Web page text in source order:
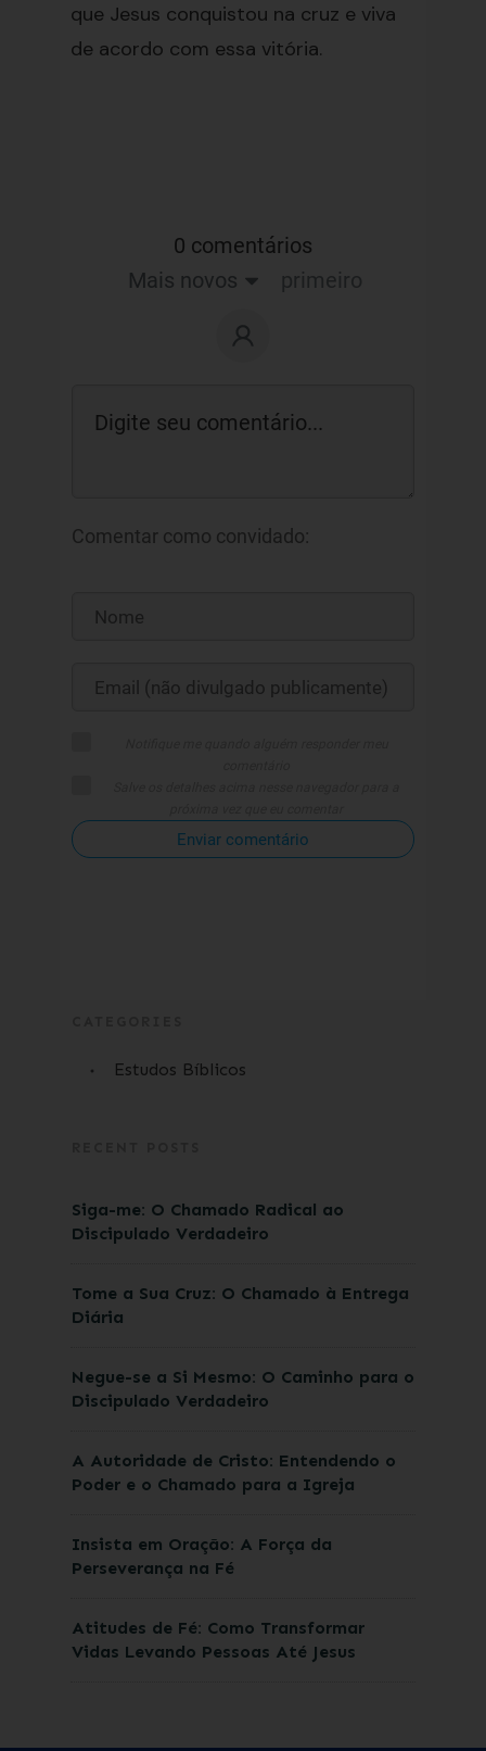
que Jesus conquistou na cruz e viva
de acordo com essa vitória.
0 comentários
Mais novos
primeiro
Comentar como convidado:
Enviar comentário
Estudos Bíblicos
Siga-me: O Chamado Radical ao
Discipulado Verdadeiro
Tome a Sua Cruz: O Chamado à Entrega
Diária
Negue-se a Si Mesmo: O Caminho para o
Discipulado Verdadeiro
A Autoridade de Cristo: Entendendo o
Poder e o Chamado para a Igreja
Insista em Oração: A Força da
Perseverança na Fé
Atitudes de Fé: Como Transformar
Vidas Levando Pessoas Até Jesus